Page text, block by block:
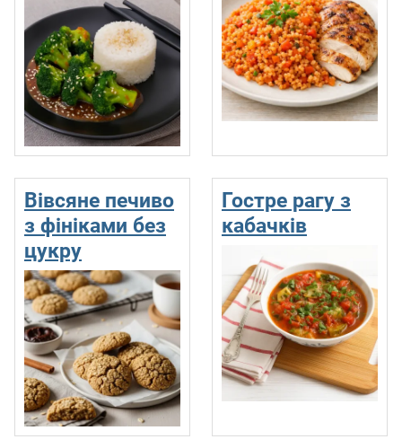
Вівсяне печиво
з фініками без
цукру
Гостре рагу з
кабачків